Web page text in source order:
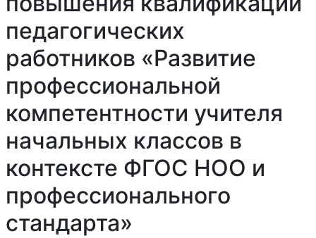
педагогических
работников «Развитие
профессиональной
компетентности учителя
начальных классов в
контексте ФГОС НОО и
профессионального
стандарта»